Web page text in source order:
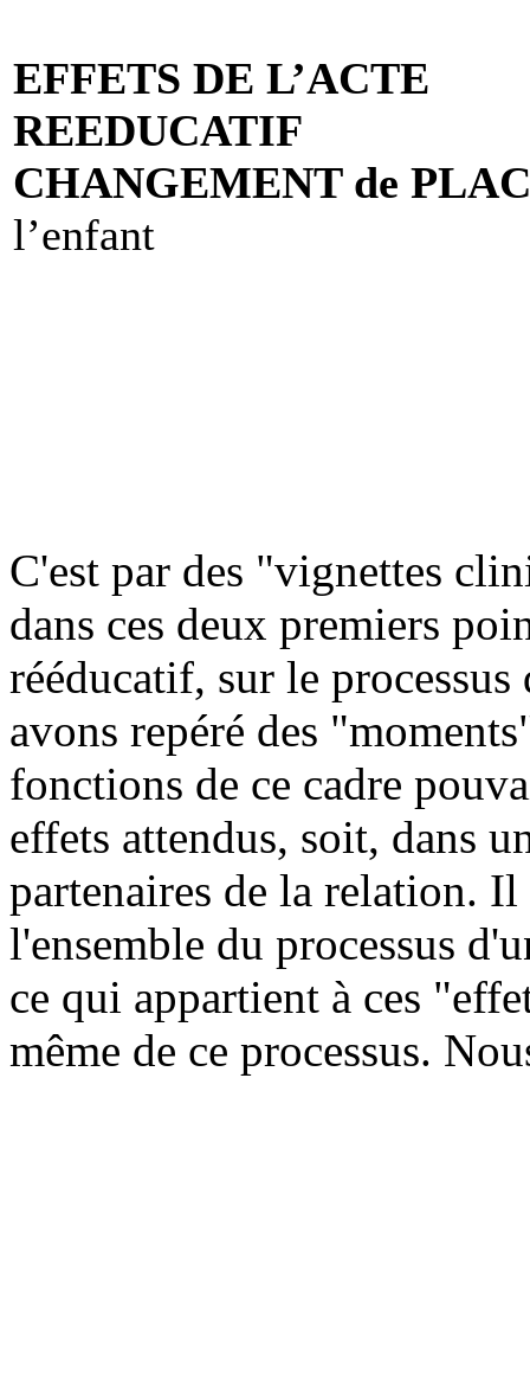
EFFETS DE L’ACTE
REEDUCATIF
CHANGEMENT de
l’enfant
C'est par des "vignettes
dans ces deux premiers
rééducatif, sur le
avons repéré des
fonctions de ce cadre
effets attendus, soit, dans
partenaires de la relation.
l'ensemble du processus
ce qui appartient à ces
même de ce processus.